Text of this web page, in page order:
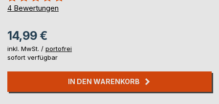
95%
4 Bewertungen
14,99 €
inkl. MwSt. / portofrei
sofort verfügbar
IN DEN WARENKORB